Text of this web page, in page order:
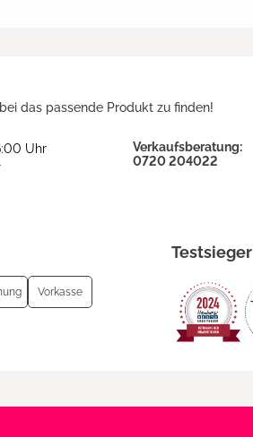
das passende Produkt zu finden!
Uhr
Verkaufsberatung:
0720 204022
Vorkasse
Testsieger